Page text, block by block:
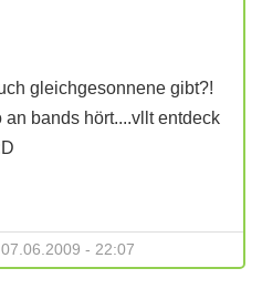
gleichgesonnene gibt?!
bands hört....vllt entdeck
- 22:07